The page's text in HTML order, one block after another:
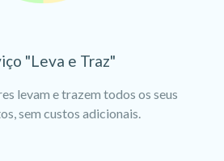
"Leva e Traz"
levam e trazem todos os seus
sem custos adicionais.